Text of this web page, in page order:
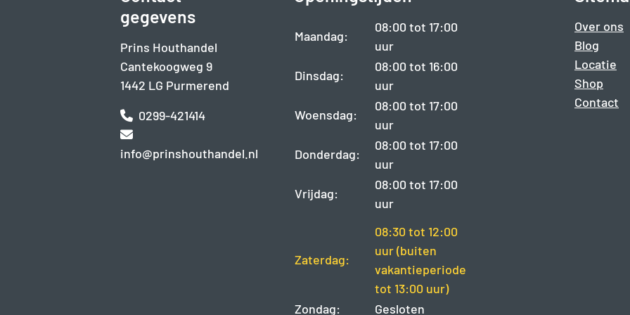
gegevens
Prins Houthandel
Cantekoogweg 9
1442 LG Purmerend
0299-421414
info@prinshouthandel.nl
Maandag:
08:00 tot 17:00
uur
Dinsdag:
08:00 tot 16:00
uur
Woensdag:
08:00 tot 17:00
uur
Donderdag:
08:00 tot 17:00
uur
Vrijdag:
08:00 tot 17:00
uur
Zaterdag:
08:30 tot 12:00
uur (buiten
vakantieperiode
tot 13:00 uur)
Zondag:
Gesloten
Over ons
Blog
Locatie
Shop
Contact